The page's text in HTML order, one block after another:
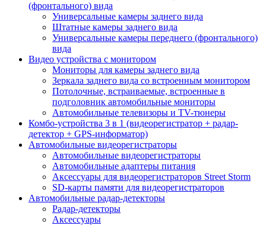
(фронтального) вида
Универсальные камеры заднего вида
Штатные камеры заднего вида
Универсальные камеры переднего (фронтального)
вида
Видео устройства c монитором
Мониторы для камеры заднего вида
Зеркала заднего вида со встроенным монитором
Потолочные, встраиваемые, встроенные в
подголовник автомобильные мониторы
Автомобильные телевизоры и TV-тюнеры
Комбо-устройства 3 в 1 (видеорегистратор + радар-
детектор + GPS-информатор)
Автомобильные видеорегистраторы
Автомобильные видеорегистраторы
Автомобильные адаптеры питания
Аксессуары для видеорегистраторов Street Storm
SD-карты памяти для видеорегистраторов
Автомобильные радар-детекторы
Радар-детекторы
Аксессуары